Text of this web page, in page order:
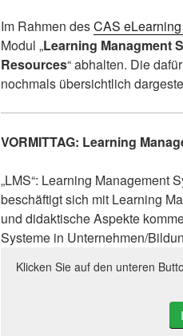
Im Rahmen desCAS
Modul „Learning Managment
Resources“ abhalten. Die
nochmals übersichtlich
VORMITTAG: Learning
„LMS“: Learning Management
beschäftigt sich mit Learning
und didaktische Aspekte
Systeme in Unternehmen/
Klicken Sie auf den unteren